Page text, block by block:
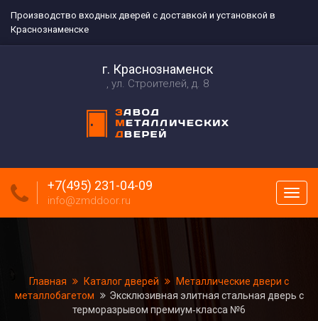
Производство входных дверей с доставкой и установкой в
Краснознаменске
г. Краснознаменск
ул. Строителей, д. 8
меню
+7(495) 231-04-09
info@zmddoor.ru
Главная Каталог дверей
Металлические двери с
металлобагетом
Эксклюзивная элитная стальная дверь с
терморазрывом премиум‑класса №6